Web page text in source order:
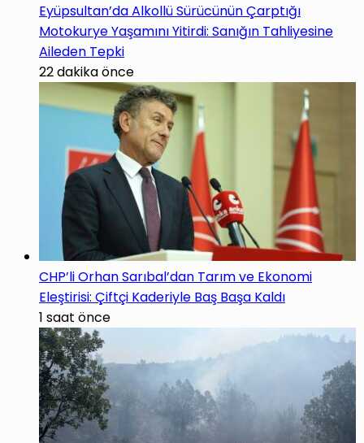
Eyüpsultan’da Alkollü Sürücünün Çarptığı
Motokurye Yaşamını Yitirdi: Sanığın Tahliyesine
Aileden Tepki
22 dakika önce
CHP’li Orhan Sarıbal’dan Tarım ve Ekonomi
Eleştirisi: Çiftçi Kaderiyle Baş Başa Kaldı
1 saat önce